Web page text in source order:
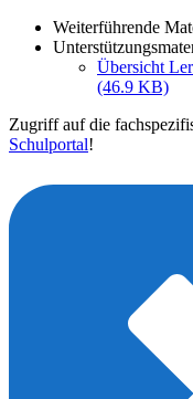
Weiterführende
Übersicht
(46.9 KB)
Zugriff auf die
Schulportal!